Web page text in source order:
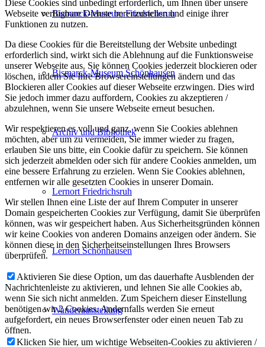
Bismarck-Museum Friedrichsruh
Bismarck-Museum Schönhausen
Archiv und Bibliothek
Lernort Friedrichsruh
Lernort Schönhausen
Wanderausstellung
Diese Cookies sind unbedingt erforderlich, um Ihnen über unsere
Webseite verfügbare Dienste bereitzustellen und einige ihrer
Funktionen zu nutzen.
Da diese Cookies für die Bereitstellung der Website unbedingt
erforderlich sind, wirkt sich die Ablehnung auf die Funktionsweise
unserer Webseite aus. Sie können Cookies jederzeit blockieren oder
löschen, indem Sie Ihre Browsereinstellungen ändern und das
Blockieren aller Cookies auf dieser Webseite erzwingen. Dies wird
Sie jedoch immer dazu auffordern, Cookies zu akzeptieren /
abzulehnen, wenn Sie unsere Webseite erneut besuchen.
Wir respektieren es voll und ganz, wenn Sie Cookies ablehnen
möchten, aber um zu vermeiden, Sie immer wieder zu fragen,
erlauben Sie uns bitte, ein Cookie dafür zu speichern. Sie können
sich jederzeit abmelden oder sich für andere Cookies anmelden, um
eine bessere Erfahrung zu erzielen. Wenn Sie Cookies ablehnen,
entfernen wir alle gesetzten Cookies in unserer Domain.
Wir stellen Ihnen eine Liste der auf Ihrem Computer in unserer
Domain gespeicherten Cookies zur Verfügung, damit Sie überprüfen
können, was wir gespeichert haben. Aus Sicherheitsgründen können
wir keine Cookies von anderen Domains anzeigen oder ändern. Sie
können diese in den Sicherheitseinstellungen Ihres Browsers
überprüfen.
Aktivieren Sie diese Option, um das dauerhafte Ausblenden der
Nachrichtenleiste zu aktivieren, und lehnen Sie alle Cookies ab,
wenn Sie sich nicht anmelden. Zum Speichern dieser Einstellung
benötigen wir 2 Cookies. Andernfalls werden Sie erneut
aufgefordert, ein neues Browserfenster oder einen neuen Tab zu
öffnen.
Klicken Sie hier, um wichtige Webseiten-Cookies zu aktivieren /